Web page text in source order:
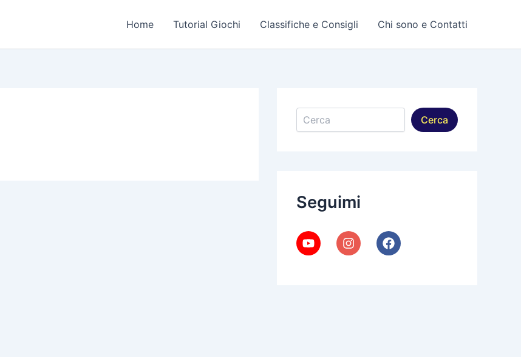
Home Tutorial Giochi Classifiche e Consigli Chi sono e Contatti
Cerca
Cerca
Seguimi